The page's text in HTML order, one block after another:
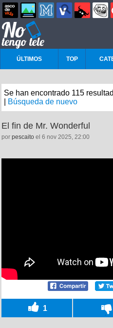
ÚLTIMOS TOP
Se han encontrado 115
Búsqueda de nuevo
El fin de Mr. Wonderful
por pescaito el 6 nov 2025, 22:00
1